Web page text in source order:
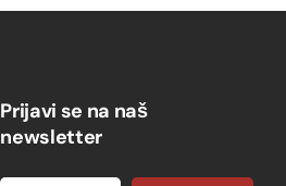
Prijavi se na naš
newsletter